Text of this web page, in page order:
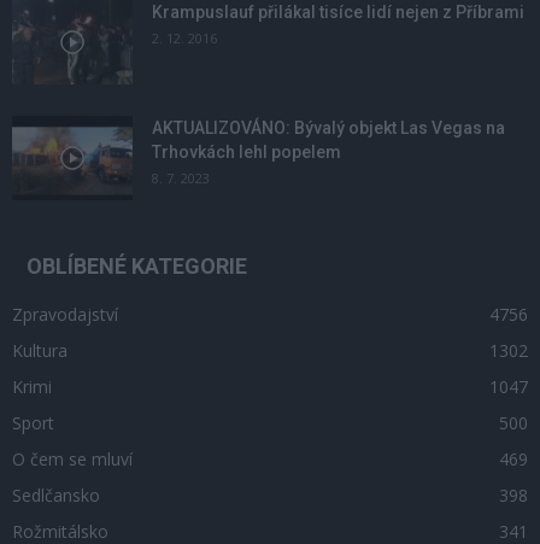
Krampuslauf přilákal tisíce lidí nejen z Příbrami
2. 12. 2016
AKTUALIZOVÁNO: Bývalý objekt Las Vegas na
Trhovkách lehl popelem
8. 7. 2023
OBLÍBENÉ KATEGORIE
Zpravodajství
4756
Kultura
1302
Krimi
1047
Sport
500
O čem se mluví
469
Sedlčansko
398
Rožmitálsko
341